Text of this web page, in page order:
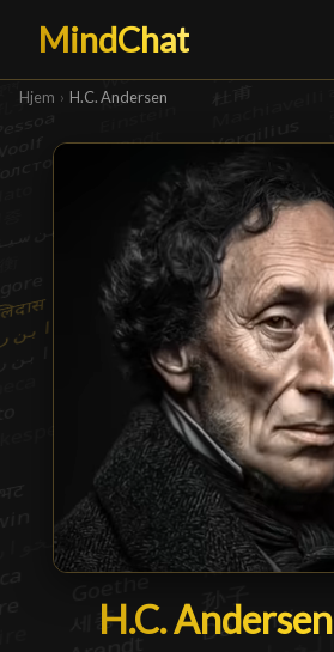
MindChat
Hjem › H.C. Andersen
H.C. Andersen
H.C. Andersen